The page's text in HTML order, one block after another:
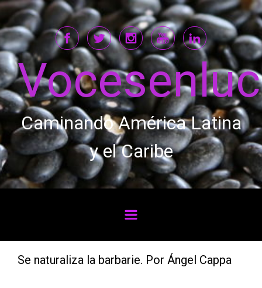
Saltar al contenido principal
Caminando América Latina
y el Caribe
Se naturaliza la barbarie. Por Ángel Cappa